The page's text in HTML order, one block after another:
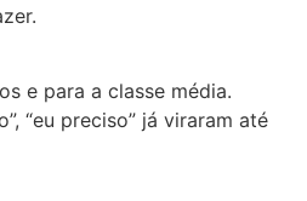
e para a classe média.
“eu preciso” já viraram até